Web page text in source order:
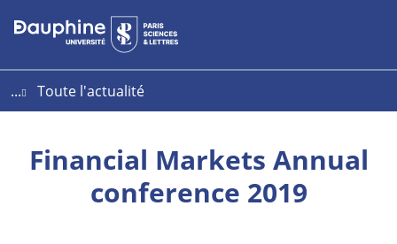
Aller
au
Aller
au
Plan
du
...
Toute l'actualité
Financial Markets Annual
conference 2019